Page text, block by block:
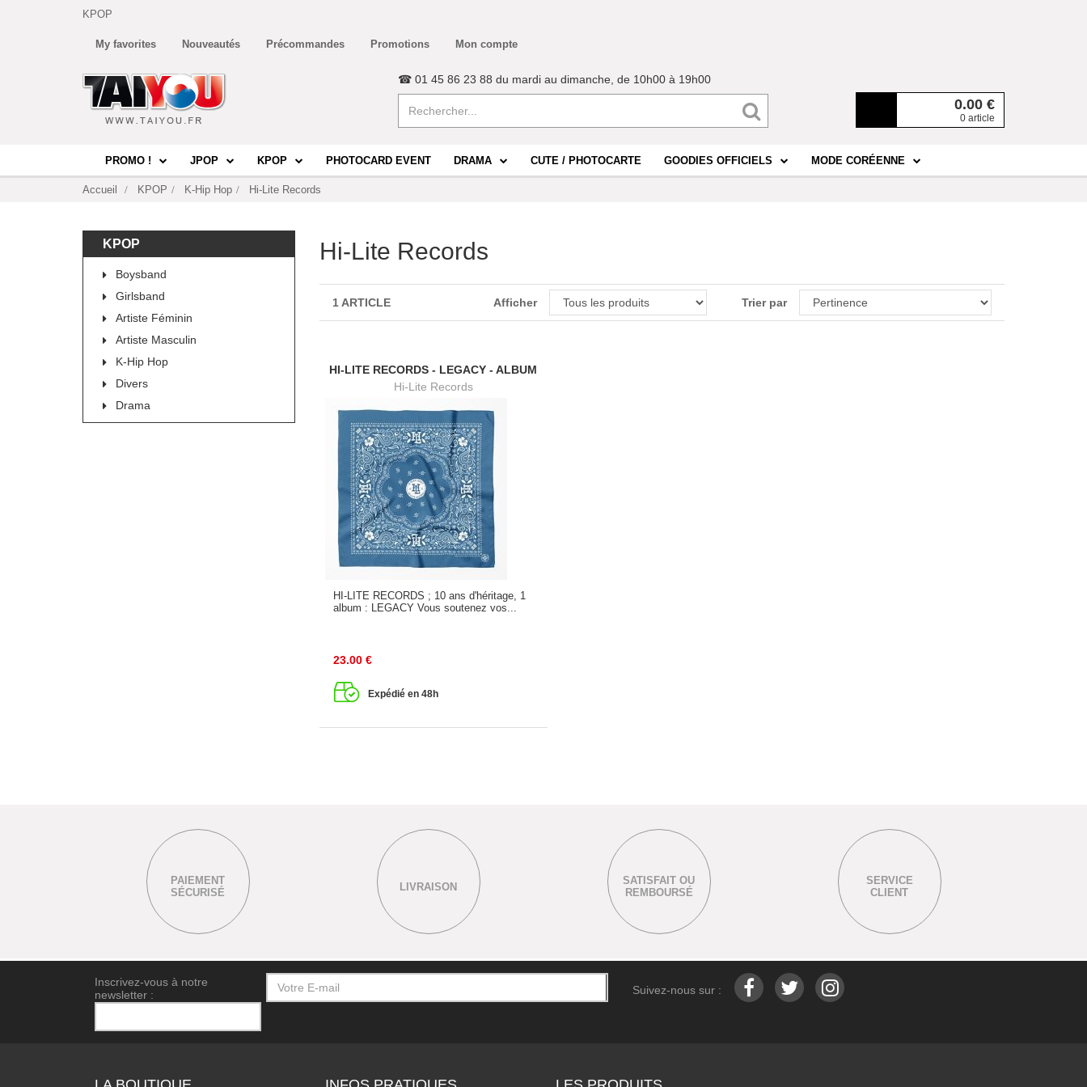
KPOP
My favorites Nouveautés Précommandes Promotions Mon compte
0.00 €
0 article
☎ 01 45 86 23 88 du mardi au dimanche, de 10h00 à 19h00
PROMO ! JPOP KPOP PHOTOCARD EVENT DRAMA CUTE / PHOTOCARTE GOODIES OFFICIELS MODE CORÉENNE
Accueil KPOP K-Hip Hop Hi-Lite Records
KPOP
Boysband
Girlsband
Artiste Féminin
Artiste Masculin
K-Hip Hop
Divers
Drama
Hi-Lite Records
1 ARTICLE Afficher Trier par
HI-LITE RECORDS - LEGACY - ALBUM
Hi-Lite Records
HI-LITE RECORDS ; 10 ans d'héritage, 1
album : LEGACY Vous soutenez vos...
23.00 €
Expédié en 48h
PAIEMENT
SÉCURISÉ
LIVRAISON
SATISFAIT OU
REMBOURSÉ
SERVICE
CLIENT
Inscrivez-vous à notre
newsletter :
Suivez-nous sur :